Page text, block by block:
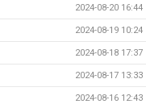
2024-08-20 16:44
2024-08-19 10:24
2024-08-18 17:37
2024-08-17 13:33
2024-08-16 12:43